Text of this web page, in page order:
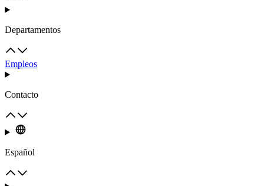
Departamentos
Empleos
Contacto
Español